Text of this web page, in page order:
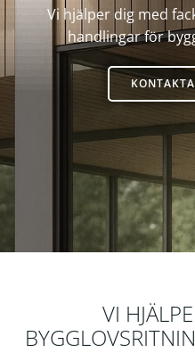
Vi hjälper dig med
handlingar för
VI